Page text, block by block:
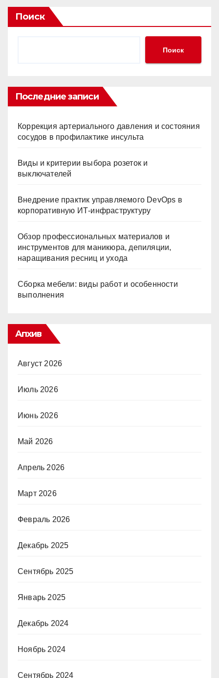
Поиск
Поиск
Последние записи
Коррекция артериального давления и состояния
сосудов в профилактике инсульта
Виды и критерии выбора розеток и
выключателей
Внедрение практик управляемого DevOps в
корпоративную ИТ-инфраструктуру
Обзор профессиональных материалов и
инструментов для маникюра, депиляции,
наращивания ресниц и ухода
Сборка мебели: виды работ и особенности
выполнения
Апхив
Август 2026
Июль 2026
Июнь 2026
Май 2026
Апрель 2026
Март 2026
Февраль 2026
Декабрь 2025
Сентябрь 2025
Январь 2025
Декабрь 2024
Ноябрь 2024
Сентябрь 2024